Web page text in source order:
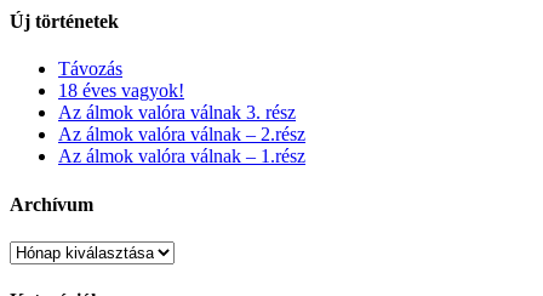
Új történetek
Távozás
18 éves vagyok!
Az álmok valóra válnak 3. rész
Az álmok valóra válnak – 2.rész
Az álmok valóra válnak – 1.rész
Archívum